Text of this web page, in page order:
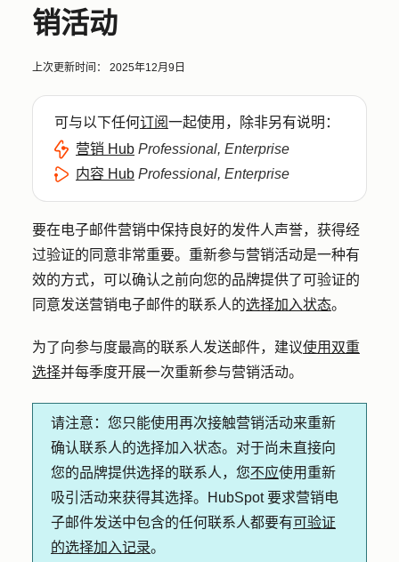
销活动
上次更新时间： 2025年12月9日
可与以下任何订阅一起使用，除非另有说明：
营销 Hub Professional, Enterprise
内容 Hub Professional, Enterprise
要在电子邮件营销中保持良好的发件人声誉，获得经
过验证的同意非常重要。重新参与营销活动是一种有
效的方式，可以确认之前向您的品牌提供了可验证的
同意发送营销电子邮件的联系人的选择加入状态。
为了向参与度最高的联系人发送邮件，建议使用双重
选择并每季度开展一次重新参与营销活动。
请注意： 您只能使用再次接触营销活动来重新
确认联系人的选择加入状态。对于尚未直接向
您的品牌提供选择的联系人，您不应使用重新
吸引活动来获得其选择。HubSpot 要求营销电
子邮件发送中包含的任何联系人都要有可验证
的选择加入记录。